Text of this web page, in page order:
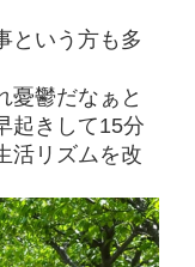
という方も多
憂鬱だなぁと
起きして15分
活リズムを改